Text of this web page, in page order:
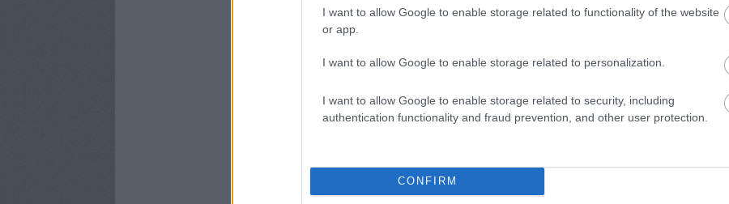
I want to allow Google to enable storage related to functionality of the website
or app.
I want to allow Google to enable storage related to personalization.
I want to allow Google to enable storage related to security, including
authentication functionality and fraud prevention, and other user protection.
CONFIRM
a